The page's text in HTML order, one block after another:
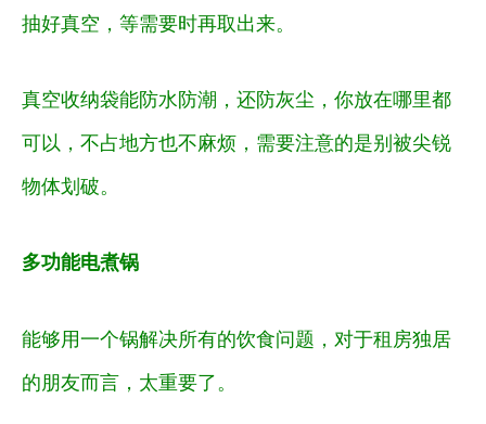
抽好真空，等需要时再取出来。
真空收纳袋能防水防潮，还防灰尘，你放在哪里都
可以，不占地方也不麻烦，需要注意的是别被尖锐
物体划破。
多功能电煮锅
能够用一个锅解决所有的饮食问题，对于租房独居
的朋友而言，太重要了。